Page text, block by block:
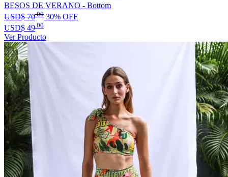
BESOS DE VERANO - Bottom
USD$70.00 30% OFF
USD$ 49 .00
Ver Producto